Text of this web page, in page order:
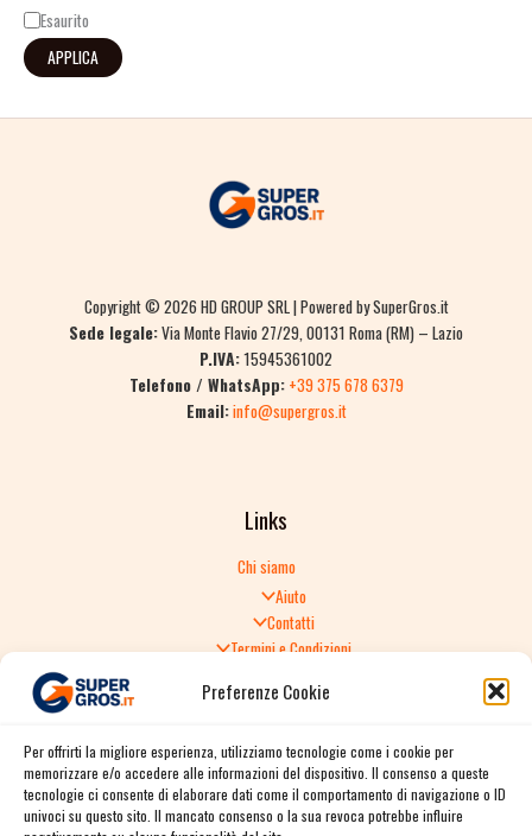
Preferenze Cookie
Per offrirti la migliore esperienza, utilizziamo tecnologie come i cookie per
memorizzare e/o accedere alle informazioni del dispositivo. Il consenso a queste
tecnologie ci consente di elaborare dati come il comportamento di navigazione o ID
univoci su questo sito. Il mancato consenso o la sua revoca potrebbe influire
Esaurito
APPLICA
Copyright © 2026 HD GROUP SRL | Powered by SuperGros.it
Sede legale:Via Monte Flavio 27/29, 00131 Roma (RM) – Lazio
P.IVA:15945361002
Telefono / WhatsApp: +39 375 678 6379
Email:info@supergros.it
Links
Chi siamo
Aiuto
Contatti
Termini e Condizioni
Politica di Reso
Spedizione e consegna
Informativa sulla Privacy
Cookie Policy